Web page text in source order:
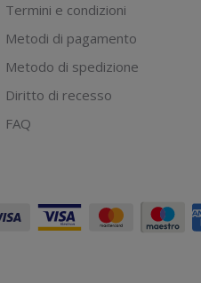
Termini e condizioni
Metodi di pagamento
Metodo di spedizione
Diritto di recesso
FAQ